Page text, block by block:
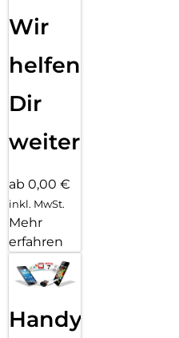
Wir
helfen
Dir
weiter
ab 0,00 €
inkl. MwSt.
Mehr
erfahren
Handy